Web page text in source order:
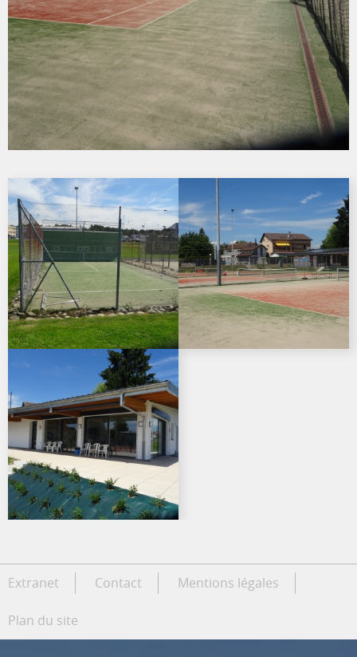
Extranet Contact Mentions légales
Plan du site